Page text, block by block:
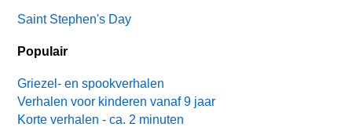
Saint Stephen's Day
Populair
Griezel- en spookverhalen
Verhalen voor kinderen vanaf 9 jaar
Korte verhalen - ca. 2 minuten